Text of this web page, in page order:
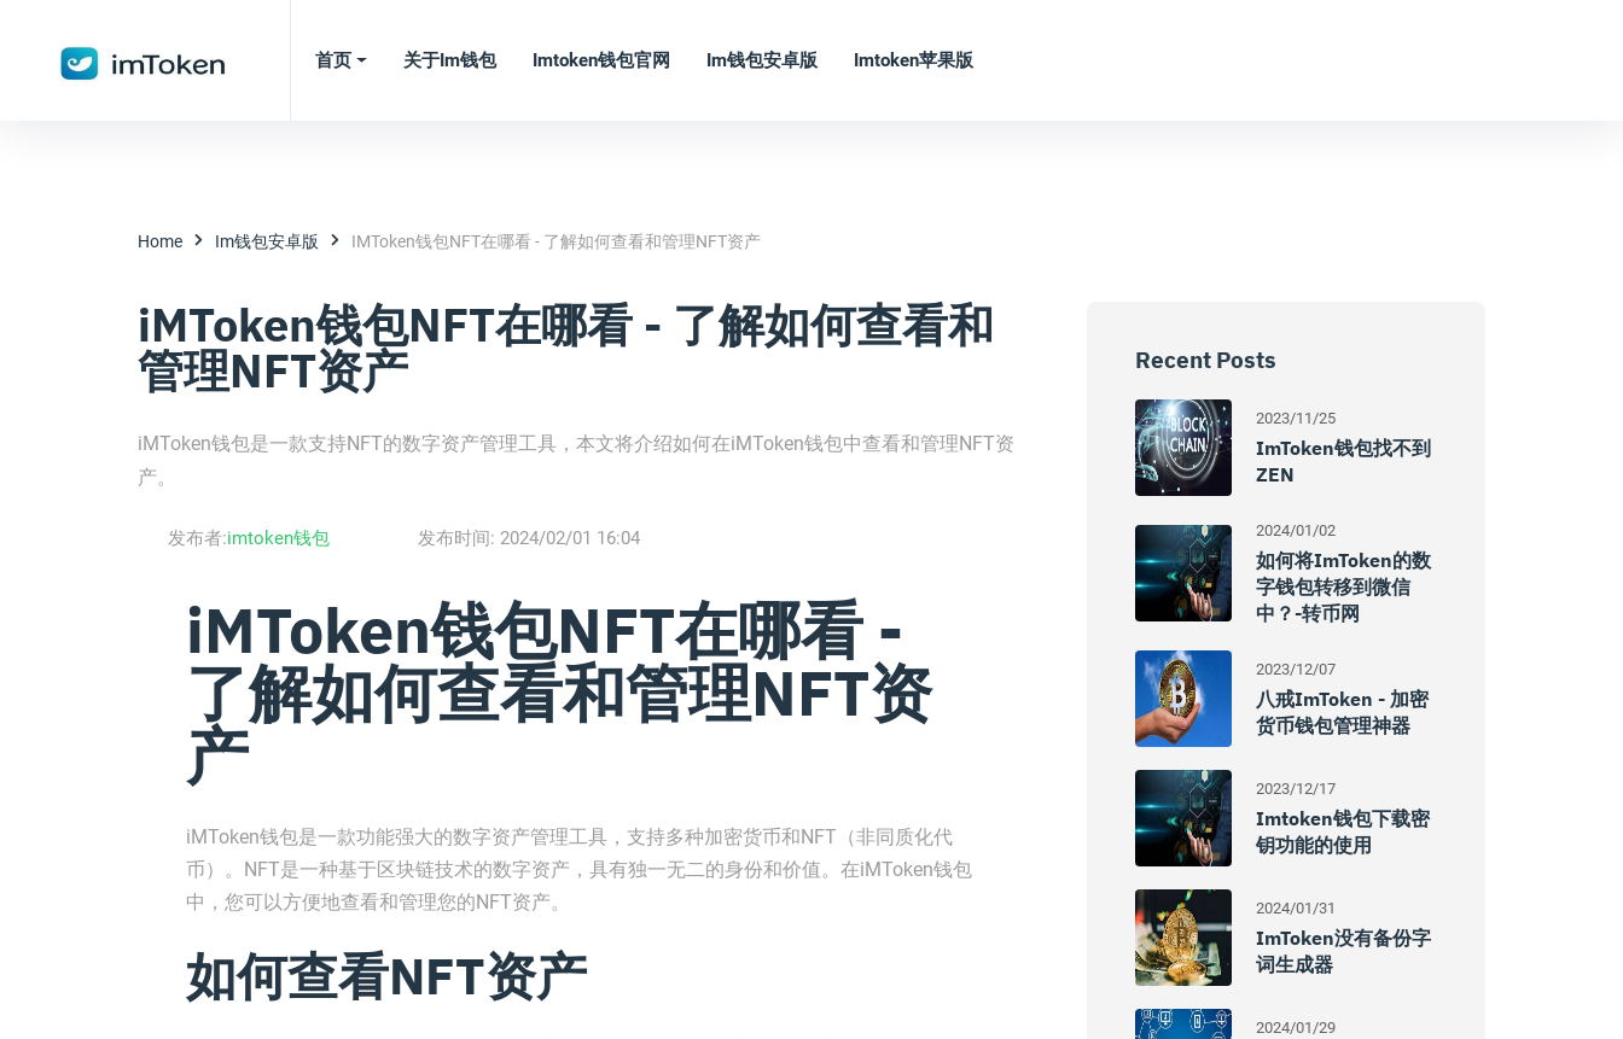
首页 关于im钱包 Imtoken钱包官网 Im钱包安卓版 Imtoken苹果版
Home Im钱包安卓版 IMToken钱包NFT在哪看 - 了解如何查看和管理NFT资产
iMToken钱包NFT在哪看 - 了解如何查看和
管理NFT资产
iMToken钱包是一款支持NFT的数字资产管理工具，本文将介绍如何在iMToken钱包中查看和管理NFT资
产。
发布者:imtoken钱包 发布时间: 2024/02/01 16:04
iMToken钱包NFT在哪看 -
了解如何查看和管理NFT资
产
iMToken钱包是一款功能强大的数字资产管理工具，支持多种加密货币和NFT（非同质化代
币）。NFT是一种基于区块链技术的数字资产，具有独一无二的身份和价值。在iMToken钱包
中，您可以方便地查看和管理您的NFT资产。
如何查看NFT资产
Recent Posts
2023/11/25
ImToken钱包找不到
ZEN
2024/01/02
如何将imToken的数
字钱包转移到微信
中？-转币网
2023/12/07
八戒imToken - 加密
货币钱包管理神器
2023/12/17
Imtoken钱包下载密
钥功能的使用
2024/01/31
ImToken没有备份字
词生成器
2024/01/29